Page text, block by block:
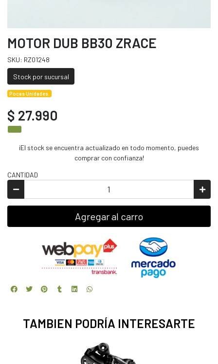
MOTOR DUB BB30 ZRACE
SKU: RZ01248
Stock por sucursal
Pocas Unidades.
$ 27.990
¡El stock se encuentra actualizado en todo momento, puedes
comprar con confianza!
CANTIDAD
Agregar al carro
TAMBIEN PODRÍA INTERESARTE